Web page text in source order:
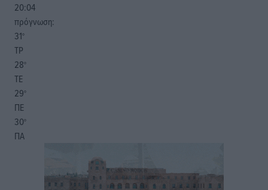
20:04
πρόγνωση:
31°
ΤΡ
28°
ΤΕ
29°
ΠΕ
30°
ΠΑ